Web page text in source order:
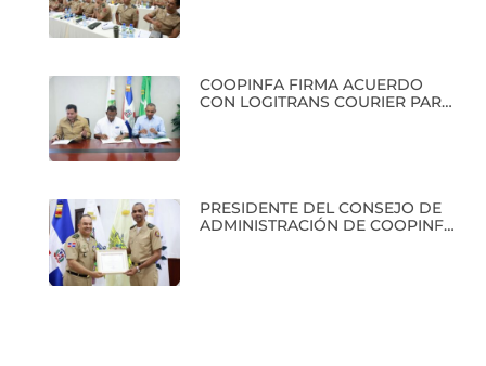
COOPINFA FIRMA ACUERDO
CON LOGITRANS COURIER PARA
PRESIDENTE DEL CONSEJO DE
ADMINISTRACIÓN DE COOPINFA